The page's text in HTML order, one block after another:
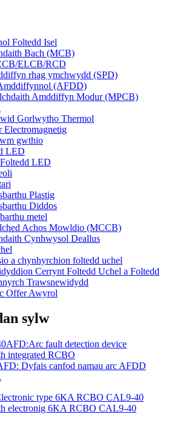
Foltedd Isel
Bach (MCB)
ELCB/RCD
rhag ymchwydd (SPD)
(AFDD)
Amddiffyn Modur (MPCB)
Gorlwytho Thermol
Electromagnetig
gwthio
LED
LED
Plastig
Diddos
metel
Achos Mowldio (MCCB)
Cynhwysol Deallus
a chynhyrchion foltedd uchel
Cerrynt Foltedd Uchel a Foltedd
Trawsnewidydd
Offer Awyrol
sylw
Dyfais canfod namau arc AFDD
electronig 6KA RCBO CAL9-40